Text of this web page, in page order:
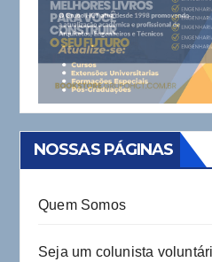
NOSSAS PÁGINAS
Quem Somos
Seja um colunista